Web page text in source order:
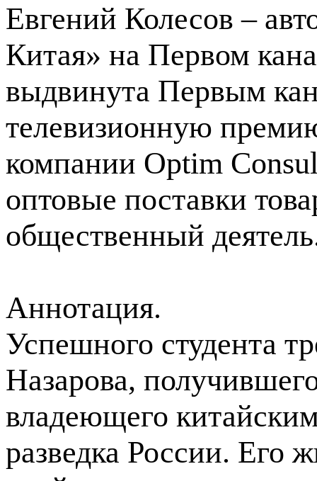
Евгений Колесов –
Китая» на Первом
выдвинута Первым
телевизионную
компании Optim
оптовые поставки
общественный
Аннотация.
Успешного студента
Назарова,
владеющего
разведка России. Его